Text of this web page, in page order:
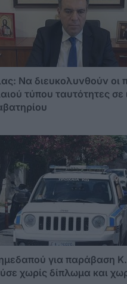
Να διευκολυνθούν οι
τύπου ταυτότητες σε
για παράβαση
χωρίς δίπλωμα και